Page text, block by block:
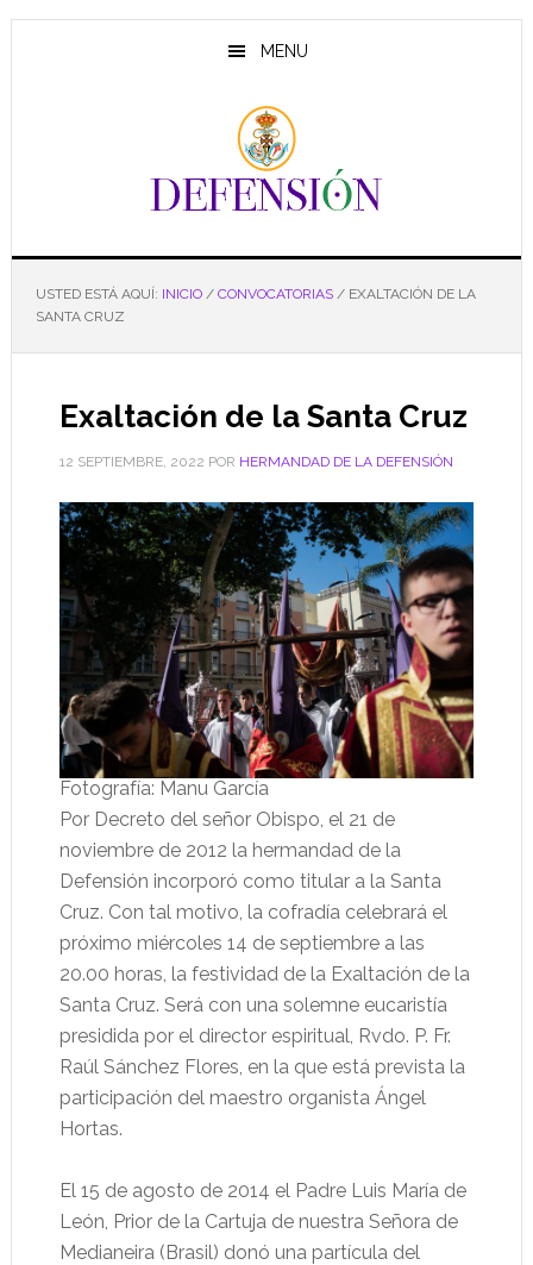
Saltar
Saltar
Saltar
MENU
USTED ESTÁ AQUÍ: INICIO / CONVOCATORIAS /EXALTACIÓN DE LA
SANTA CRUZ
Exaltación de la Santa Cruz
12 SEPTIEMBRE, 2022 POR HERMANDAD DE LA DEFENSIÓN
Fotografía: Manu García
Por Decreto del señor Obispo, el 21 de
noviembre de 2012 la hermandad de la
Defensión incorporó como titular a la Santa
Cruz. Con tal motivo, la cofradía celebrará el
próximo miércoles 14 de septiembre a las
20.00 horas, la festividad de la Exaltación de la
Santa Cruz. Será con una solemne eucaristía
presidida por el director espiritual, Rvdo. P. Fr.
Raúl Sánchez Flores, en la que está prevista la
participación del maestro organista Ángel
Hortas.
El 15 de agosto de 2014 el Padre Luis María de
León, Prior de la Cartuja de nuestra Señora de
Medianeira (Brasil) donó una partícula del